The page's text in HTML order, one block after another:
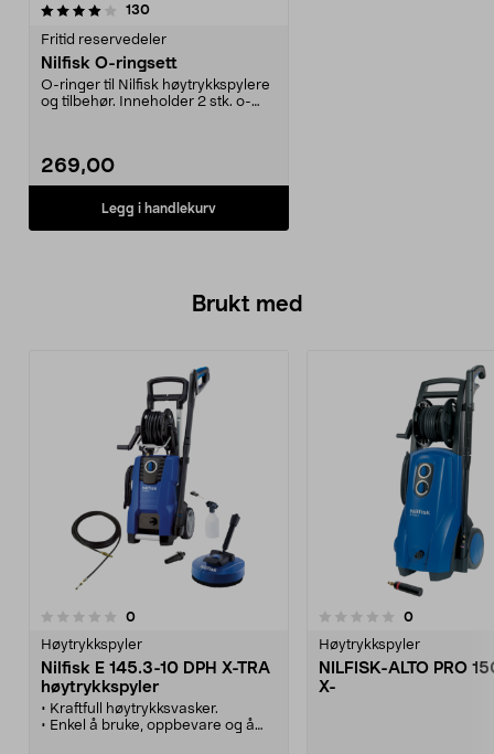
130anmeldelser
Fritid reservedeler
Nilfisk O-ringsett
O-ringer til Nilfisk høytrykkspylere
og tilbehør. Inneholder 2 stk. o-
269,00
Legg i handlekurv
Brukt med
0anmeldelser
Høytrykkspyler
Nilfisk E 145.3-10 DPH X-TRA
høytrykkspyler
• Kraftfull høytrykksvasker.
• Enkel å bruke, oppbevare og å
0.0 av 5 stjerner 0anmeldelser
Høytrykkspyler
NILFISK-ALTO PRO
X-
0.0 av 5 stjerner